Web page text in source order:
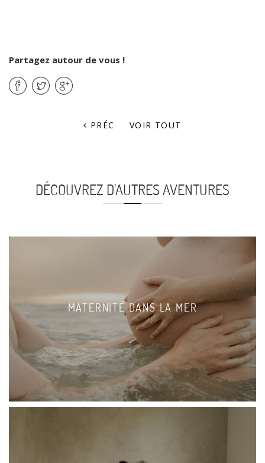
Partagez autour de vous !
PRÉC VOIR TOUT
DÉCOUVREZ D'AUTRES AVENTURES
MATERNITÉ DANS LA MER